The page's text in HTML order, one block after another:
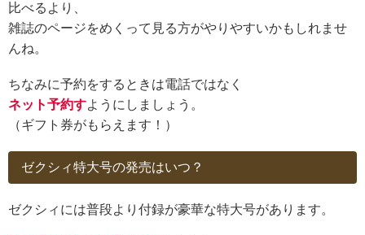
比べるより、
雑誌のページをめくって見る方がやりやすいかもしれませ
んね。
ちなみに予約をするときは電話ではなく
ネット予約すようにしましょう。
（ギフト券がもらえます！）
ゼクシィ特大号の発売はいつ？
ゼクシィには普段より付録が豪華な特大号があります。